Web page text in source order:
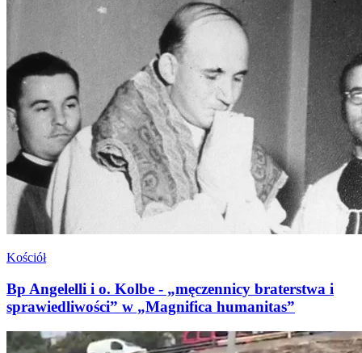
Kościół
Bp Angelelli i o. Kolbe - „męczennicy braterstwa i
sprawiedliwości” w „Magnifica humanitas”